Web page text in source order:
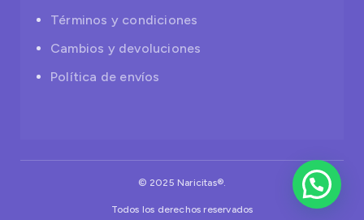
Términos y condiciones
Cambios y devoluciones
Política de envíos
© 2025 Naricitas®.
Todos los derechos reservados